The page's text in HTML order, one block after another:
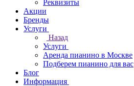
Реквизиты
Акции
Бренды
Услуги
Назад
Услуги
Аренда пианино в Москве
Подберем пианино для вас
Блог
Информация